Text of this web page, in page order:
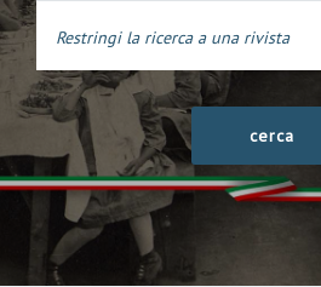
Restringi la ricerca a una rivista